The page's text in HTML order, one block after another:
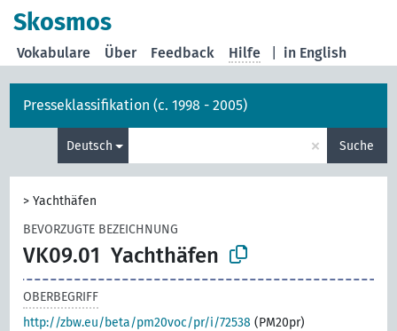
Skosmos
in English
Vokabulare Über Feedback Hilfe
Presseklassifikation (c. 1998 - 2005)
Deutsch × Suche
>Yachthäfen
BEVORZUGTE BEZEICHNUNG
VK09.01 Yachthäfen
OBERBEGRIFF
http://zbw.eu/beta/pm20voc/pr/i/72538 (PM20pr)